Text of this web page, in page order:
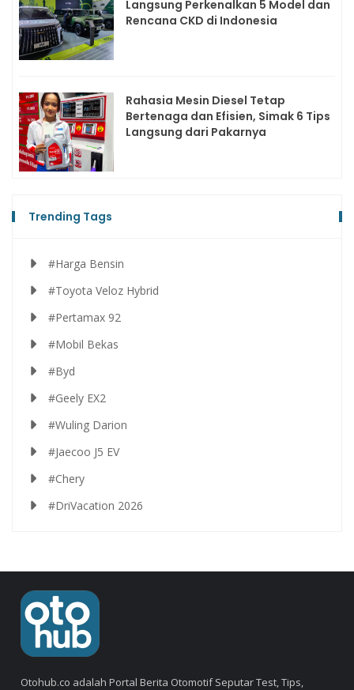
Langsung Perkenalkan 5 Model dan
Rencana CKD di Indonesia
Rahasia Mesin Diesel Tetap
Bertenaga dan Efisien, Simak 6 Tips
Langsung dari Pakarnya
Trending Tags
#Harga Bensin
#Toyota Veloz Hybrid
#Pertamax 92
#Mobil Bekas
#Byd
#Geely EX2
#Wuling Darion
#Jaecoo J5 EV
#Chery
#DriVacation 2026
Otohub.co adalah Portal Berita Otomotif Seputar Test, Tips,